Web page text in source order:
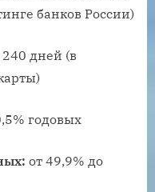
банков России)
дней (в
годовых
от 49,9% до